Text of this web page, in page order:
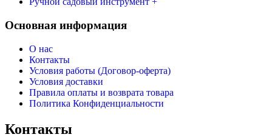
Основная информация
О нас
Контакты
Условия работы (Договор-оферта)
Условия доставки
Правила оплаты и возврата товара
Политика Конфиденциальности
Контакты